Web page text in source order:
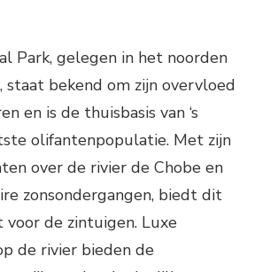
Park, gelegen in het noorden
staat bekend om zijn overvloed
en is de thuisbasis van ‘s
olifantenpopulatie. Met zijn
over de rivier de Chobe en
zonsondergangen, biedt dit
voor de zintuigen. Luxe
de rivier bieden de